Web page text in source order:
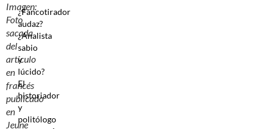
Imagen:
Foto
sacada
del
artículo
en
francés
publicado
en
Jeune
¿Fancotirador
audaz?
¿Analista
sabio
y
lúcido?
El
historiador
y
politólogo